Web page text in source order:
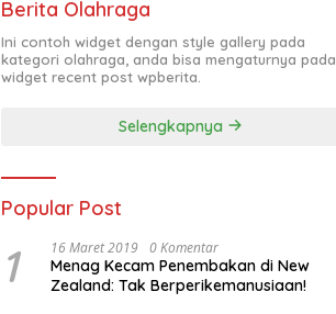
Berita Olahraga
Ini contoh widget dengan style gallery pada
kategori olahraga, anda bisa mengaturnya pada
widget recent post wpberita.
Selengkapnya
Popular Post
1 16 Maret 2019 0 Komentar
Menag Kecam Penembakan di New
Zealand: Tak Berperikemanusiaan!